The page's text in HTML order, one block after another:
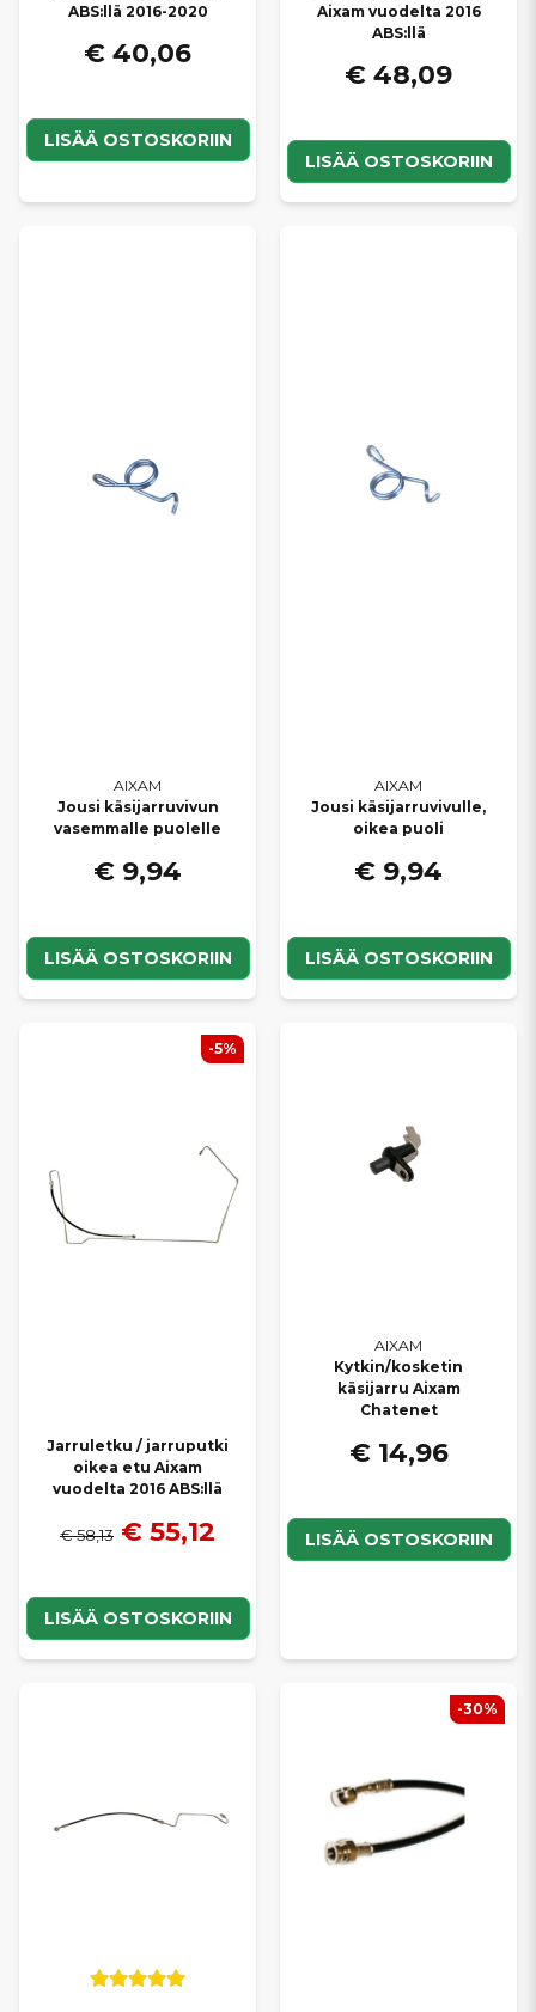
ABS:llä 2016-2020
€ 40,06
LISÄÄ OSTOSKORIIN
Aixam vuodelta 2016
ABS:llä
€ 48,09
LISÄÄ OSTOSKORIIN
AIXAM
Jousi käsijarruvivun
vasemmalle puolelle
€ 9,94
LISÄÄ OSTOSKORIIN
AIXAM
Jousi käsijarruvivulle,
oikea puoli
€ 9,94
LISÄÄ OSTOSKORIIN
Jarruletku / jarruputki
oikea etu Aixam
vuodelta 2016 ABS:llä
€ 58,13 € 55,12
LISÄÄ OSTOSKORIIN
-5%
AIXAM
Kytkin/kosketin
käsijarru Aixam
Chatenet
€ 14,96
LISÄÄ OSTOSKORIIN
-30%